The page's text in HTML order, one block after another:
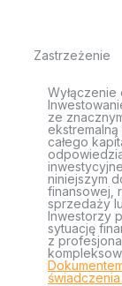
Zastrzeżenie
ze
całego
niniejszym
finansowej,
sprzedaży
Inwestorzy
sytuację
z
świadczenia